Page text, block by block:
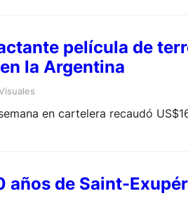
película de
la Argentina
en cartelera recaudó
años de Saint-